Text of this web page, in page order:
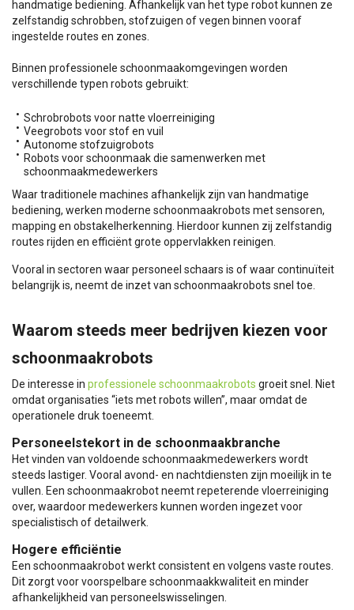
handmatige bediening. Afhankelijk van het type robot kunnen ze
zelfstandig schrobben, stofzuigen of vegen binnen vooraf
ingestelde routes en zones.
Binnen professionele schoonmaakomgevingen worden
verschillende typen robots gebruikt:
Schrobrobots voor natte vloerreiniging
Veegrobots voor stof en vuil
Autonome stofzuigrobots
Robots voor schoonmaak die samenwerken met
schoonmaakmedewerkers
Waar traditionele machines afhankelijk zijn van handmatige
bediening, werken moderne schoonmaakrobots met sensoren,
mapping en obstakelherkenning. Hierdoor kunnen zij zelfstandig
routes rijden en efficiënt grote oppervlakken reinigen.
Vooral in sectoren waar personeel schaars is of waar continuïteit
belangrijk is, neemt de inzet van schoonmaakrobots snel toe.
Waarom steeds meer bedrijven kiezen voor
schoonmaakrobots
De interesse in professionele schoonmaakrobots groeit snel. Niet
omdat organisaties “iets met robots willen”, maar omdat de
operationele druk toeneemt.
Personeelstekort in de schoonmaakbranche
Het vinden van voldoende schoonmaakmedewerkers wordt
steeds lastiger. Vooral avond- en nachtdiensten zijn moeilijk in te
vullen. Een schoonmaakrobot neemt repeterende vloerreiniging
over, waardoor medewerkers kunnen worden ingezet voor
specialistisch of detailwerk.
Hogere efficiëntie
Een schoonmaakrobot werkt consistent en volgens vaste routes.
Dit zorgt voor voorspelbare schoonmaakkwaliteit en minder
afhankelijkheid van personeelswisselingen.